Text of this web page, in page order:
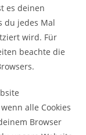
es deinen
du jedes Mal
wird. Für
beachte die
alle Cookies
Browser